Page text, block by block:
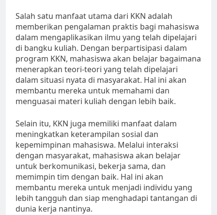
Salah satu manfaat utama dari KKN adalah
memberikan pengalaman praktis bagi mahasiswa
dalam mengaplikasikan ilmu yang telah dipelajari
di bangku kuliah. Dengan berpartisipasi dalam
program KKN, mahasiswa akan belajar bagaimana
menerapkan teori-teori yang telah dipelajari
dalam situasi nyata di masyarakat. Hal ini akan
membantu mereka untuk memahami dan
menguasai materi kuliah dengan lebih baik.
Selain itu, KKN juga memiliki manfaat dalam
meningkatkan keterampilan sosial dan
kepemimpinan mahasiswa. Melalui interaksi
dengan masyarakat, mahasiswa akan belajar
untuk berkomunikasi, bekerja sama, dan
memimpin tim dengan baik. Hal ini akan
membantu mereka untuk menjadi individu yang
lebih tangguh dan siap menghadapi tantangan di
dunia kerja nantinya.